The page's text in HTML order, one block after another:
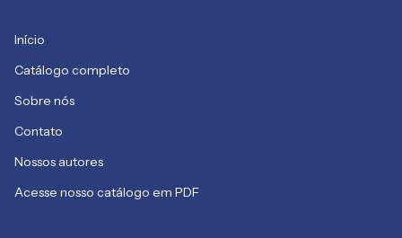
Início
Catálogo completo
Sobre nós
Contato
Nossos autores
Acesse nosso catálogo em PDF